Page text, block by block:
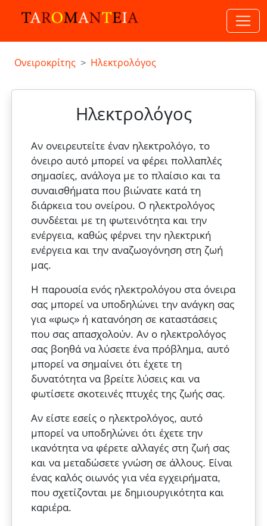
Ονειροκρίτης Ηλεκτρολόγος
Ηλεκτρολόγος
Αν ονειρευτείτε έναν ηλεκτρολόγο, το
όνειρο αυτό μπορεί να φέρει πολλαπλές
σημασίες, ανάλογα με το πλαίσιο και τα
συναισθήματα που βιώνατε κατά τη
διάρκεια του ονείρου. Ο ηλεκτρολόγος
συνδέεται με τη φωτεινότητα και την
ενέργεια, καθώς φέρνει την ηλεκτρική
ενέργεια και την αναζωογόνηση στη ζωή
μας.
Η παρουσία ενός ηλεκτρολόγου στα όνειρα
σας μπορεί να υποδηλώνει την ανάγκη σας
για «φως» ή κατανόηση σε καταστάσεις
που σας απασχολούν. Αν ο ηλεκτρολόγος
σας βοηθά να λύσετε ένα πρόβλημα, αυτό
μπορεί να σημαίνει ότι έχετε τη
δυνατότητα να βρείτε λύσεις και να
φωτίσετε σκοτεινές πτυχές της ζωής σας.
Αν είστε εσείς ο ηλεκτρολόγος, αυτό
μπορεί να υποδηλώνει ότι έχετε την
ικανότητα να φέρετε αλλαγές στη ζωή σας
και να μεταδώσετε γνώση σε άλλους. Είναι
ένας καλός οιωνός για νέα εγχειρήματα,
που σχετίζονται με δημιουργικότητα και
καριέρα.